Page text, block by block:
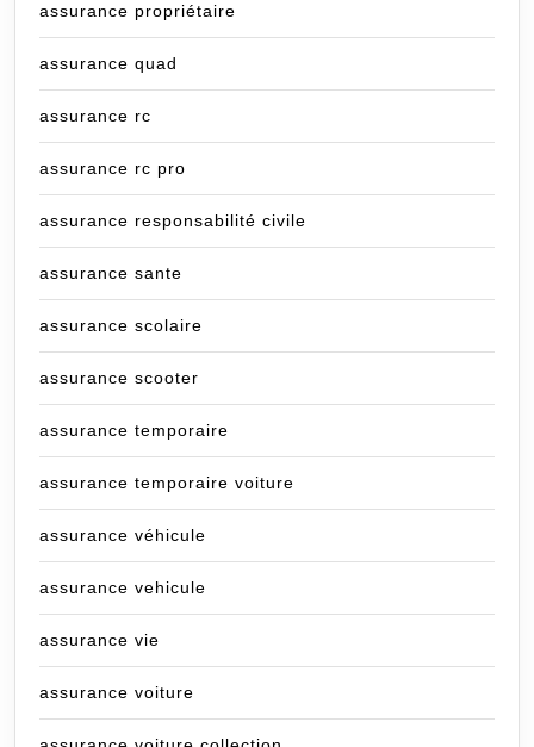
assurance propriétaire
assurance quad
assurance rc
assurance rc pro
assurance responsabilité civile
assurance sante
assurance scolaire
assurance scooter
assurance temporaire
assurance temporaire voiture
assurance véhicule
assurance vehicule
assurance vie
assurance voiture